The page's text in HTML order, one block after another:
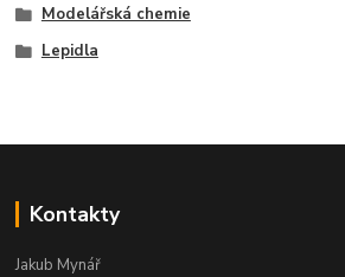
Modelářská chemie
Lepidla
Kontakty
Jakub Mynář